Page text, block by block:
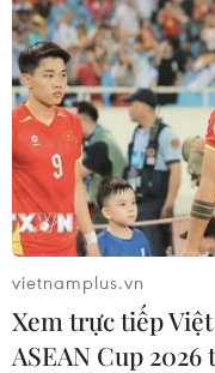
vietnamplus.vn
Xem trực tiếp
ASEAN Cup